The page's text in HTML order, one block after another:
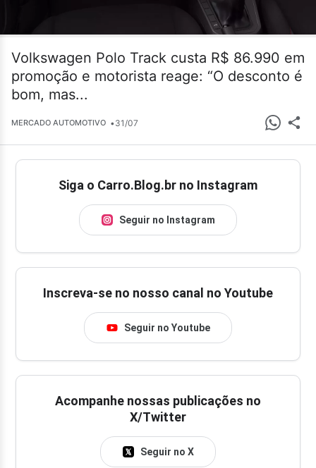
Volkswagen Polo Track custa R$ 86.990 em
promoção e motorista reage: “O desconto é
bom, mas...
MERCADO AUTOMOTIVO •31/07
Siga o Carro.Blog.br no Instagram
Seguir no Instagram
Inscreva-se no nosso canal no Youtube
Seguir no Youtube
Acompanhe nossas publicações no
X/Twitter
Seguir no X